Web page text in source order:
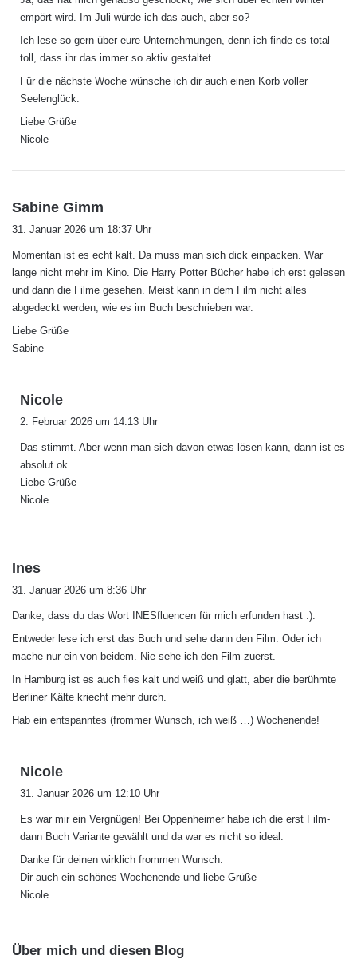
t
:
empört wird. Im Juli würde ich das auch, aber so?
Ich lese so gern über eure Unternehmungen, denn ich finde es total
toll, dass ihr das immer so aktiv gestaltet.
Für die nächste Woche wünsche ich dir auch einen Korb voller
Seelenglück.
Liebe Grüße
Nicole
Sabine Gimm
a
t
31. Januar 2026 um 18:37 Uhr
Momentan ist es echt kalt. Da muss man sich dick einpacken. War
lange nicht mehr im Kino. Die Harry Potter Bücher habe ich erst gelesen
und dann die Filme gesehen. Meist kann in dem Film nicht alles
abgedeckt werden, wie es im Buch beschrieben war.
Liebe Grüße
Sabine
Nicole
t
:
2. Februar 2026 um 14:13 Uhr
Das stimmt. Aber wenn man sich davon etwas lösen kann, dann ist es
absolut ok.
Liebe Grüße
Nicole
Ines
t
:
31. Januar 2026 um 8:36 Uhr
Danke, dass du das Wort INESfluencen für mich erfunden hast :).
Entweder lese ich erst das Buch und sehe dann den Film. Oder ich
mache nur ein von beidem. Nie sehe ich den Film zuerst.
In Hamburg ist es auch fies kalt und weiß und glatt, aber die berühmte
Berliner Kälte kriecht mehr durch.
Hab ein entspanntes (frommer Wunsch, ich weiß …) Wochenende!
Nicole
t
:
31. Januar 2026 um 12:10 Uhr
Es war mir ein Vergnügen! Bei Oppenheimer habe ich die erst Film-
dann Buch Variante gewählt und da war es nicht so ideal.
Danke für deinen wirklich frommen Wunsch.
Dir auch ein schönes Wochenende und liebe Grüße
Nicole
Über mich und diesen Blog